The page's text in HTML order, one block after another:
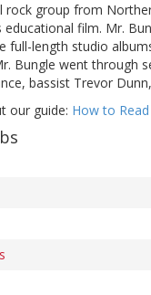
rock group from
film. Mr.
full-length studio
Bungle went through
bassist Trevor
our guide: How to